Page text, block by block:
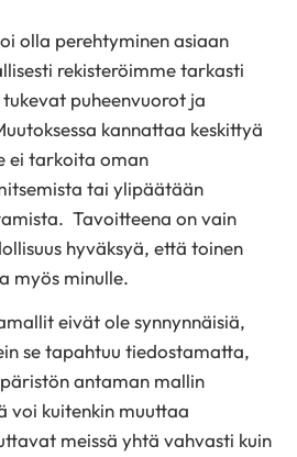
olla perehtyminen asiaan
rekisteröimme tarkasti
puheenvuorot ja
kannattaa keskittyä
ei tarkoita oman
tai ylipäätään
Tavoitteena on vain
hyväksyä, että toinen
myös minulle.
eivät ole synnynnäisiä,
se tapahtuu tiedostamatta,
antaman mallin
voi kuitenkin muuttaa
meissä yhtä vahvasti kuin